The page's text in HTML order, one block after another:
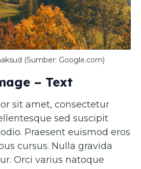
(Sumber: Google.com)
– Text
sit amet, consectetur
sed suscipit
Praesent euismod eros
cursus. Nulla gravida
Orci varius natoque